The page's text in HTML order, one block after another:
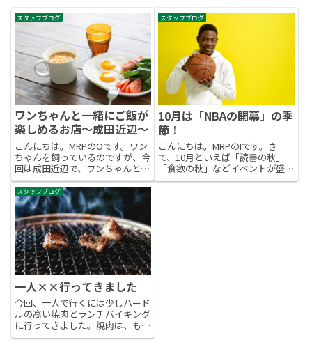
スタッフブログ
ワンちゃんと一緒にご飯が
楽しめるお店～成田近辺～
こんにちは。MRPのOです。ワン
ちゃんを飼っているのですが、今
回は成田近辺で、ワンちゃんと一
緒にご飯が楽しめるお店を3軒紹
介したいと思います。■イージー
ライフカフェ（EASY LIFE CAFE）
成田市にある野菜カフェになりま
す。テラス席の...
スタッフブログ
10月は「NBAの開幕」の季
節！
こんにちは。MRPのIです。さ
て、10月といえば「読書の秋」
「食欲の秋」などイベントが盛り
だくさん。だがしかし、10月と
スタッフブログ
一人××行ってきました
今回、一人で行くには少しハード
ルの高い焼肉とランチバイキング
に行ってきました。焼肉は、もち
ろん一人で楽しめる店ではなく、